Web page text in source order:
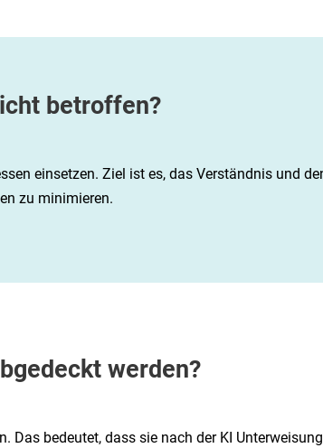
betroffen?
einsetzen. Ziel ist es, das Verständnis und
zu minimieren.
werden?
Das bedeutet, dass sie nach der KI Unterweisung